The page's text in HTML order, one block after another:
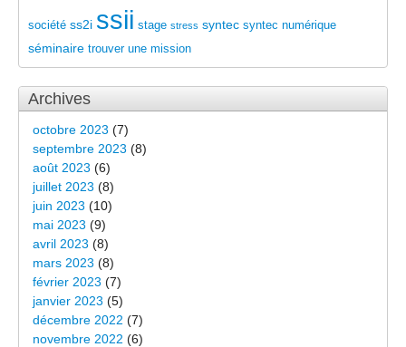
société ss2i ssii stage stress syntec syntec numérique
séminaire trouver une mission
Archives
octobre 2023 (7)
septembre 2023 (8)
août 2023 (6)
juillet 2023 (8)
juin 2023 (10)
mai 2023 (9)
avril 2023 (8)
mars 2023 (8)
février 2023 (7)
janvier 2023 (5)
décembre 2022 (7)
novembre 2022 (6)